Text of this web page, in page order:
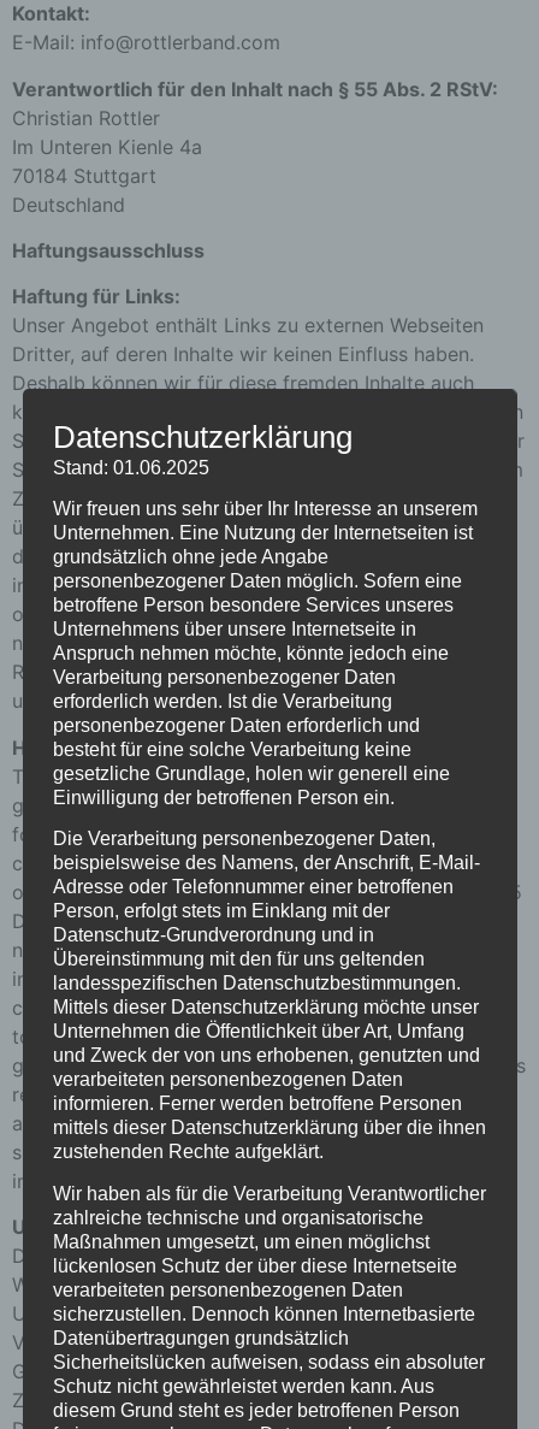
Kontakt:
E-Mail: info@rottlerband.com
Verantwortlich für den Inhalt nach § 55 Abs. 2 RStV:
Christian Rottler
Im Unteren Kienle 4a
70184 Stuttgart
Deutschland
Haftungsausschluss
Haftung für Links:
Unser Angebot enthält Links zu externen Webseiten
Dritter, auf deren Inhalte wir keinen Einfluss haben.
Deshalb können wir für diese fremden Inhalte auch
keine Gewähr übernehmen. Für die Inhalte der verlinkten
Seiten ist stets der jeweilige Anbieter oder Betreiber der
Seiten verantwortlich. Die verlinkten Seiten wurden zum
Zeitpunkt der Verlinkung auf mögliche Rechtsverstöße
überprüft. Rechtswidrige Inhalte waren zum Zeitpunkt
der Verlinkung nicht erkennbar. Eine permanente
inhaltliche Kontrolle der verlinkten Seiten ist jedoch
ohne konkrete Anhaltspunkte einer Rechtsverletzung
nicht zumutbar. Bei Bekanntwerden von
Rechtsverletzungen werden wir derartige Links
umgehend entfernen.
Haftung für Inhalt:
The contents of our pages were created with the
greatest care. However, we cannot assume any liability
for the correctness, completeness and topicality of the
contents. As a service provider, we are responsible for
our own content on these pages in accordance with § 5
DDG and general laws. According to § 5 DDG we are
not obliged to monitor transmitted or stored
information from third parties or to investigate
circumstances that indicate illegal activity. Obligations
to remove or block the use of information according to
general laws remain unaffected. However, liability in this
respect is only possible from the time of knowledge of
a concrete infringement. If we become aware of any
such violations, we will remove the content in question
immediately.
Urheberrecht
Die durch die Seitenbetreiber erstellten Inhalte und
Werke auf diesen Seiten unterliegen dem deutschen
Urheberrecht. Die Vervielfältigung, Bearbeitung,
Verbreitung und jede Art der Verwertung außerhalb der
Grenzen des Urheberrechtes bedürfen der schriftlichen
Zustimmung des jeweiligen Autors bzw. Erstellers.
Datenschutzerklärung
Stand: 01.06.2025
Wir freuen uns sehr über Ihr Interesse an unserem
Unternehmen. Eine Nutzung der Internetseiten ist
grundsätzlich ohne jede Angabe
personenbezogener Daten möglich. Sofern eine
betroffene Person besondere Services unseres
Unternehmens über unsere Internetseite in
Anspruch nehmen möchte, könnte jedoch eine
Verarbeitung personenbezogener Daten
erforderlich werden. Ist die Verarbeitung
personenbezogener Daten erforderlich und
besteht für eine solche Verarbeitung keine
gesetzliche Grundlage, holen wir generell eine
Einwilligung der betroffenen Person ein.
Die Verarbeitung personenbezogener Daten,
beispielsweise des Namens, der Anschrift, E-Mail-
Adresse oder Telefonnummer einer betroffenen
Person, erfolgt stets im Einklang mit der
Datenschutz-Grundverordnung und in
Übereinstimmung mit den für uns geltenden
landesspezifischen Datenschutzbestimmungen.
Mittels dieser Datenschutzerklärung möchte unser
Unternehmen die Öffentlichkeit über Art, Umfang
und Zweck der von uns erhobenen, genutzten und
verarbeiteten personenbezogenen Daten
informieren. Ferner werden betroffene Personen
mittels dieser Datenschutzerklärung über die ihnen
zustehenden Rechte aufgeklärt.
Wir haben als für die Verarbeitung Verantwortlicher
zahlreiche technische und organisatorische
Maßnahmen umgesetzt, um einen möglichst
lückenlosen Schutz der über diese Internetseite
verarbeiteten personenbezogenen Daten
sicherzustellen. Dennoch können Internetbasierte
Datenübertragungen grundsätzlich
Sicherheitslücken aufweisen, sodass ein absoluter
Schutz nicht gewährleistet werden kann. Aus
diesem Grund steht es jeder betroffenen Person